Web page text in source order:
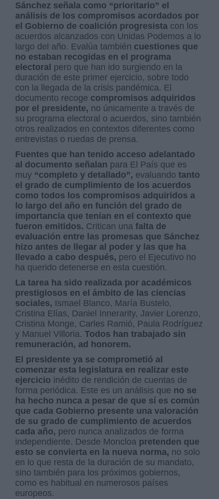
Sánchez señala como “prioritario” el
análisis de los compromisos acordados por
el Gobierno de coalición progresista con los
acuerdos alcanzados con Unidas Podemos a lo
largo del año. Evalúa también cuestiones que
no estaban recogidas en el programa
electoral pero que han ido surgiendo en la
duración de este primer ejercicio, sobre todo
con la llegada de la crisis pandémica. El
documento recoge compromisos adquiridos
por el presidente, no únicamente a través de
su programa electoral o acuerdos, sino también
otros realizados en contextos diferentes como
entrevistas o ruedas de prensa.
Fuentes que han tenido acceso adelantado
al documento señalan para El País que es
muy “completo y detallado”, evaluandotanto
el grado de cumplimiento de los acuerdos
como todos los compromisos adquiridos a
lo largo del año en función del grado de
importancia que tenían en el contexto que
fueron emitidos. Critican unafalta de
evaluación entre las promesas que Sánchez
hizo antes de llegar al poder y las que ha
llevado a cabo después, pero el Ejecutivo no
ha querido detenerse en esta cuestión.
La tarea ha sido realizada por académicos
prestigiosos en el ámbito de las ciencias
sociales, Ismael Blanco, María Bustelo,
Cristina Elías, Daniel Innerarity, Javier Lorenzo,
Cristina Monge, Carles Ramió, Paula Rodríguez
y Manuel Villoria.Todos han trabajado sin
remuneración, ad honorem.
El presidente ya se comprometió al
comenzar esta legislatura en realizar este
ejercicio inédito de rendición de cuentas de
forma periódica. Este es un análisis que no se
ha hecho nunca a pesar de que sí es común
que cada Gobierno presente una valoración
de su grado de cumplimiento de acuerdos
cada año, pero nunca analizados de forma
independiente. Desde Moncloa pretenden que
esto se convierta en la nueva norma, no solo
en lo que resta de la duración de su mandato,
sino también para los próximos gobiernos,
como es habitual en numerosos países
europeos.